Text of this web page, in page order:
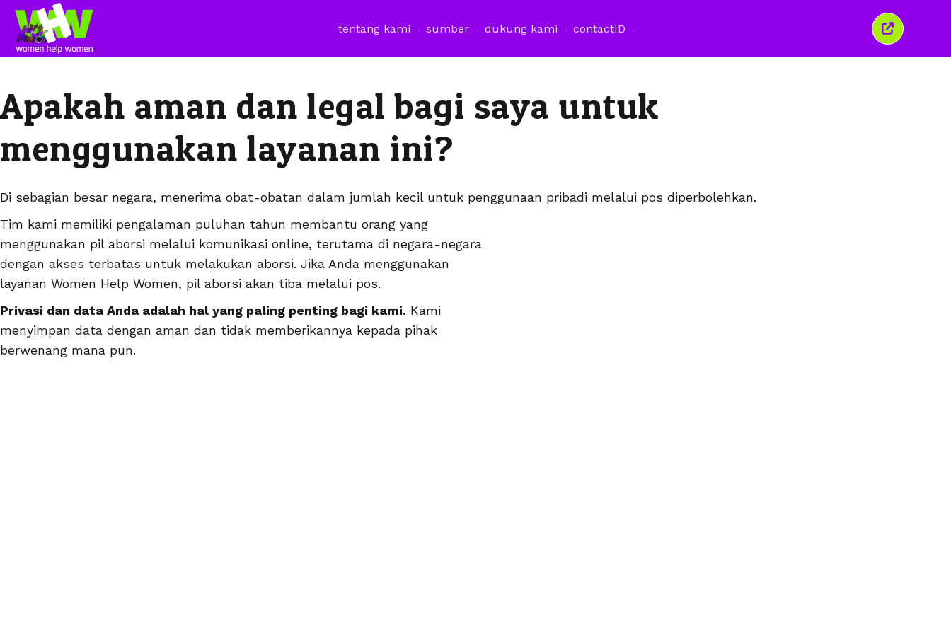
tentang kami sumber dukung kami contactID
Tutup
jendela
Apakah aman dan legal bagi saya untuk
menggunakan layanan ini?
Di sebagian besar negara, menerima obat-obatan dalam jumlah kecil untuk penggunaan pribadi melalui pos diperbolehkan.
Tim kami memiliki pengalaman puluhan tahun membantu orang yang
menggunakan pil aborsi melalui komunikasi online, terutama di negara-negara
dengan akses terbatas untuk melakukan aborsi. Jika Anda menggunakan
layanan Women Help Women, pil aborsi akan tiba melalui pos.
Privasi dan data Anda adalah hal yang paling penting bagi kami. Kami
menyimpan data dengan aman dan tidak memberikannya kepada pihak
berwenang mana pun.